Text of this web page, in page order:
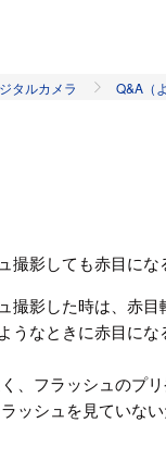
タルカメラ Q&A（
撮影しても赤目にな
撮影した時は、赤
うなときに赤目にな
、フラッシュのプ
ッシュを見ていな